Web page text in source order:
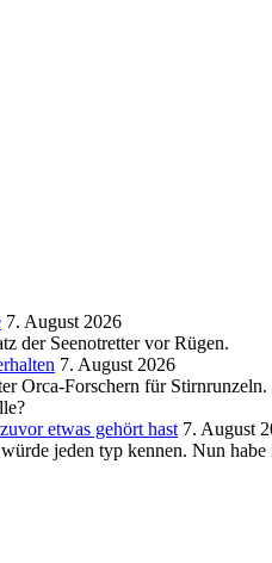
7. August 2026
der Seenotretter vor Rügen.
7. August 2026
Orca-Forschern für
etwas gehört hast 7. August
jeden typ kennen. Nun